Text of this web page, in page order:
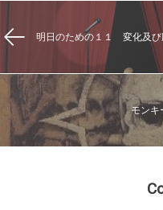
明日のための１１ 変化及び
モン